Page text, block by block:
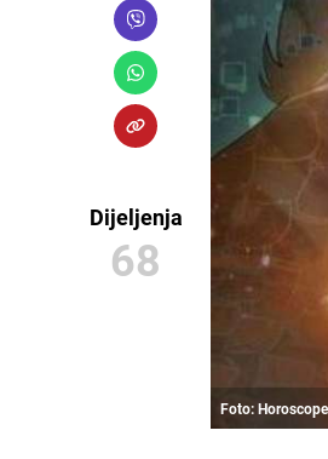
Dijeljenja
68
Foto: